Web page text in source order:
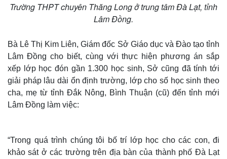
Cuộc sống đó đây
Hồ sơ
Multimedia
Ảnh
E-Magazine
Infographic
Trường THPT chuyên Thăng Long ở trung tâm Đà Lạt, tỉnh
Lâm Đồng.
Bà Lê Thị Kim Liên, Giám đốc Sở Giáo dục và Đào tạo tỉnh
Lâm Đồng cho biết, cùng với thực hiện phương án sắp
xếp lớp học đón gần 1.300 học sinh, Sở cũng đã tính tới
giải pháp lâu dài ổn định trường, lớp cho số học sinh theo
cha, mẹ từ tỉnh Đắk Nông, Bình Thuận (cũ) đến tỉnh mới
Lâm Đồng làm việc:
“Trong quá trình chúng tôi bố trí lớp học cho các con, đi
khảo sát ở các trường trên địa bàn của thành phố Đà Lạt